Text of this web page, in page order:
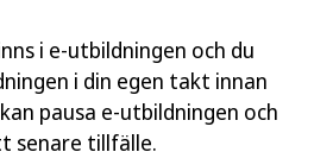
i e-utbildningen och du
i din egen takt innan
pausa e-utbildningen och
senare tillfälle.